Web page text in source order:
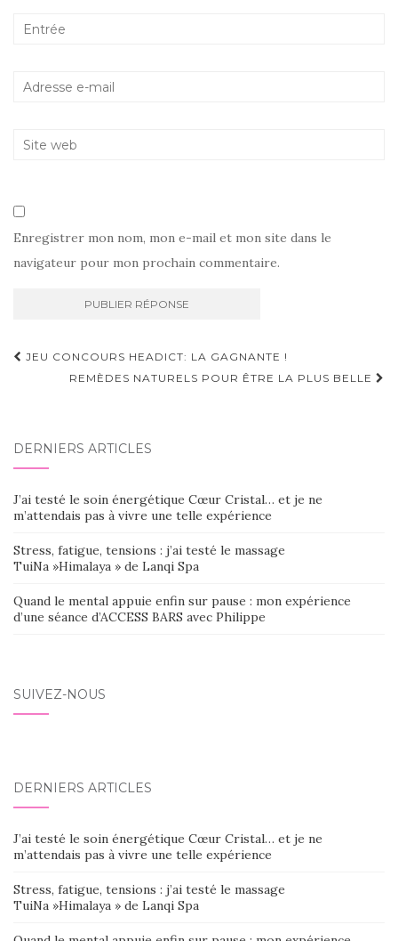
Enregistrer mon nom, mon e-mail et mon site dans le
navigateur pour mon prochain commentaire.
Navigation
d'article
JEU CONCOURS HEADICT: LA GAGNANTE !
REMÈDES NATURELS POUR ÊTRE LA PLUS BELLE
DERNIERS ARTICLES
J’ai testé le soin énergétique Cœur Cristal… et je ne
m’attendais pas à vivre une telle expérience
Stress, fatigue, tensions : j’ai testé le massage
TuiNa »Himalaya » de Lanqi Spa
Quand le mental appuie enfin sur pause : mon expérience
d’une séance d’ACCESS BARS avec Philippe
SUIVEZ-NOUS
DERNIERS ARTICLES
J’ai testé le soin énergétique Cœur Cristal… et je ne
m’attendais pas à vivre une telle expérience
Stress, fatigue, tensions : j’ai testé le massage
TuiNa »Himalaya » de Lanqi Spa